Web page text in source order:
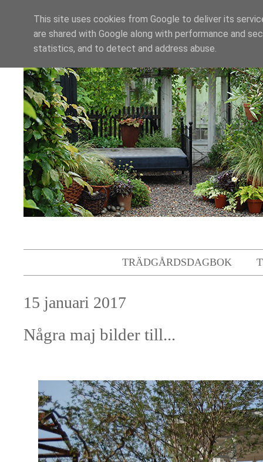
TRÄDGÅRDSDAGBOK
15 januari 2017
Några maj bilder till...
This site uses cookies from Google to deliver its
are shared with Google along with performance and
statistics, and to detect and address abuse.